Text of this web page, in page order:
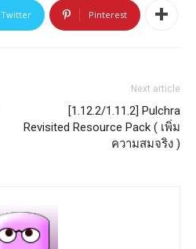
Twitter Pinterest
Next article
[1.12.2/1.11.2] Pulchra
Revisited Resource Pack ( เพิ่ม
ความสมจริง )